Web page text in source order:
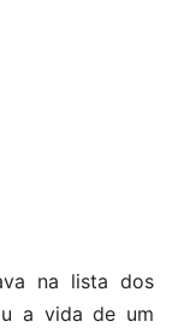
na lista dos
a vida de um